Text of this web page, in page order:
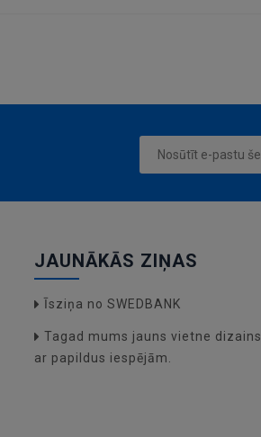
JAUNĀKĀS ZIŅAS
Īsziņa no SWEDBANK
Tagad mums jauns vietne dizains
ar papildus iespējām.